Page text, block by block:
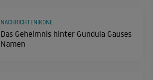
Das Geheimnis hinter Gundula Gauses
Namen
NACHRICHTENIKONE